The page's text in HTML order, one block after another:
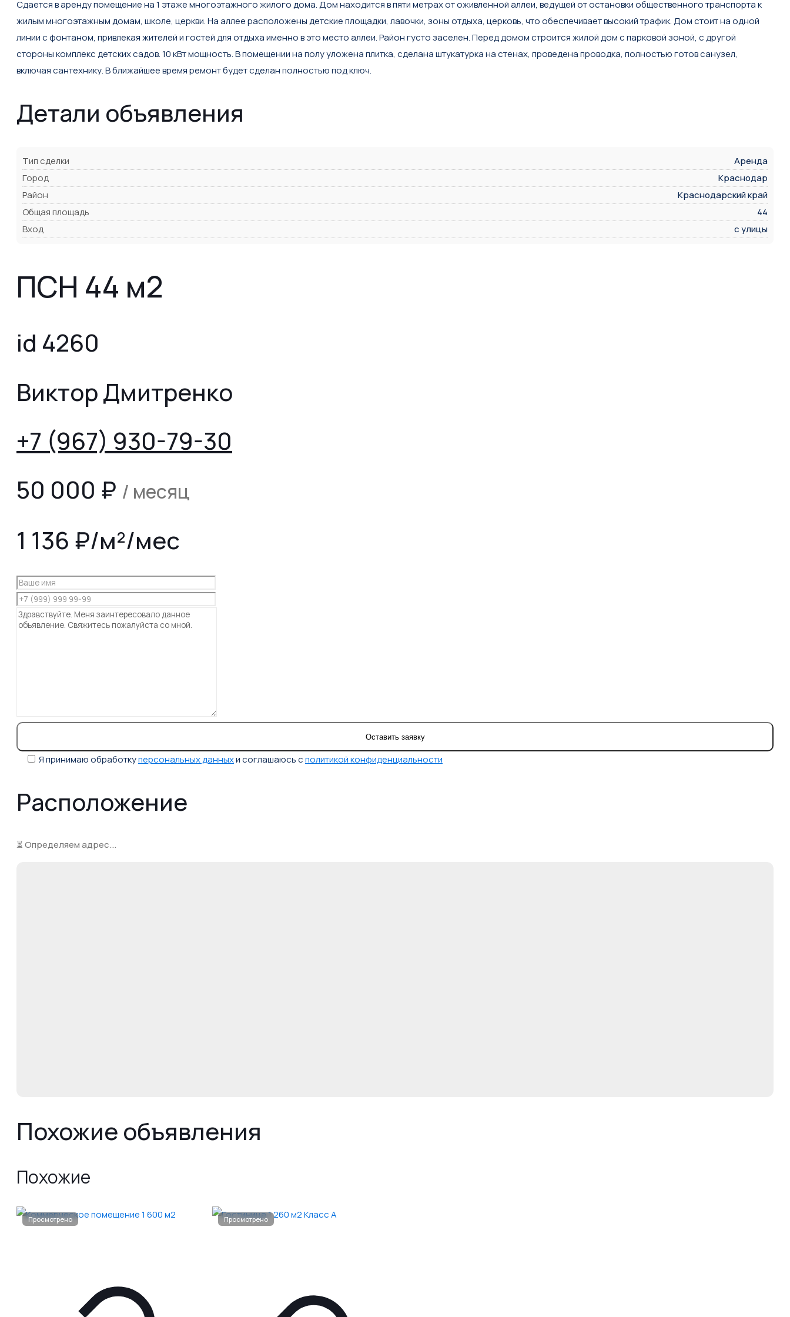
Сдается в аренду помещение на 1 этаже многоэтажного жилого дома. Дом находится в пяти метрах от оживленной аллеи, ведущей от остановки общественного транспорта к
жилым многоэтажным домам, школе, церкви. На аллее расположены детские площадки, лавочки, зоны отдыха, церковь, что обеспечивает высокий трафик. Дом стоит на одной
линии с фонтаном, привлекая жителей и гостей для отдыха именно в это место аллеи. Район густо заселен. Перед домом строится жилой дом с парковой зоной, с другой
стороны комплекс детских садов. 10 кВт мощность. В помещении на полу уложена плитка, сделана штукатурка на стенах, проведена проводка, полностью готов санузел,
включая сантехнику. В ближайшее время ремонт будет сделан полностью под ключ.
Детали объявления
Тип сделки
Аренда
Город
Краснодар
Район
Краснодарский край
Общая площадь
44
Вход
с улицы
ПСН 44 м2
id 4260
Виктор Дмитренко
+7 (967) 930-79-30
50 000 ₽ / месяц
1 136 ₽/м²/мес
Я принимаю обработкуперсональных данныхи соглашаюсь сполитикой конфиденциальности
Расположение
⏳ Определяем адрес...
Похожие объявления
Похожие